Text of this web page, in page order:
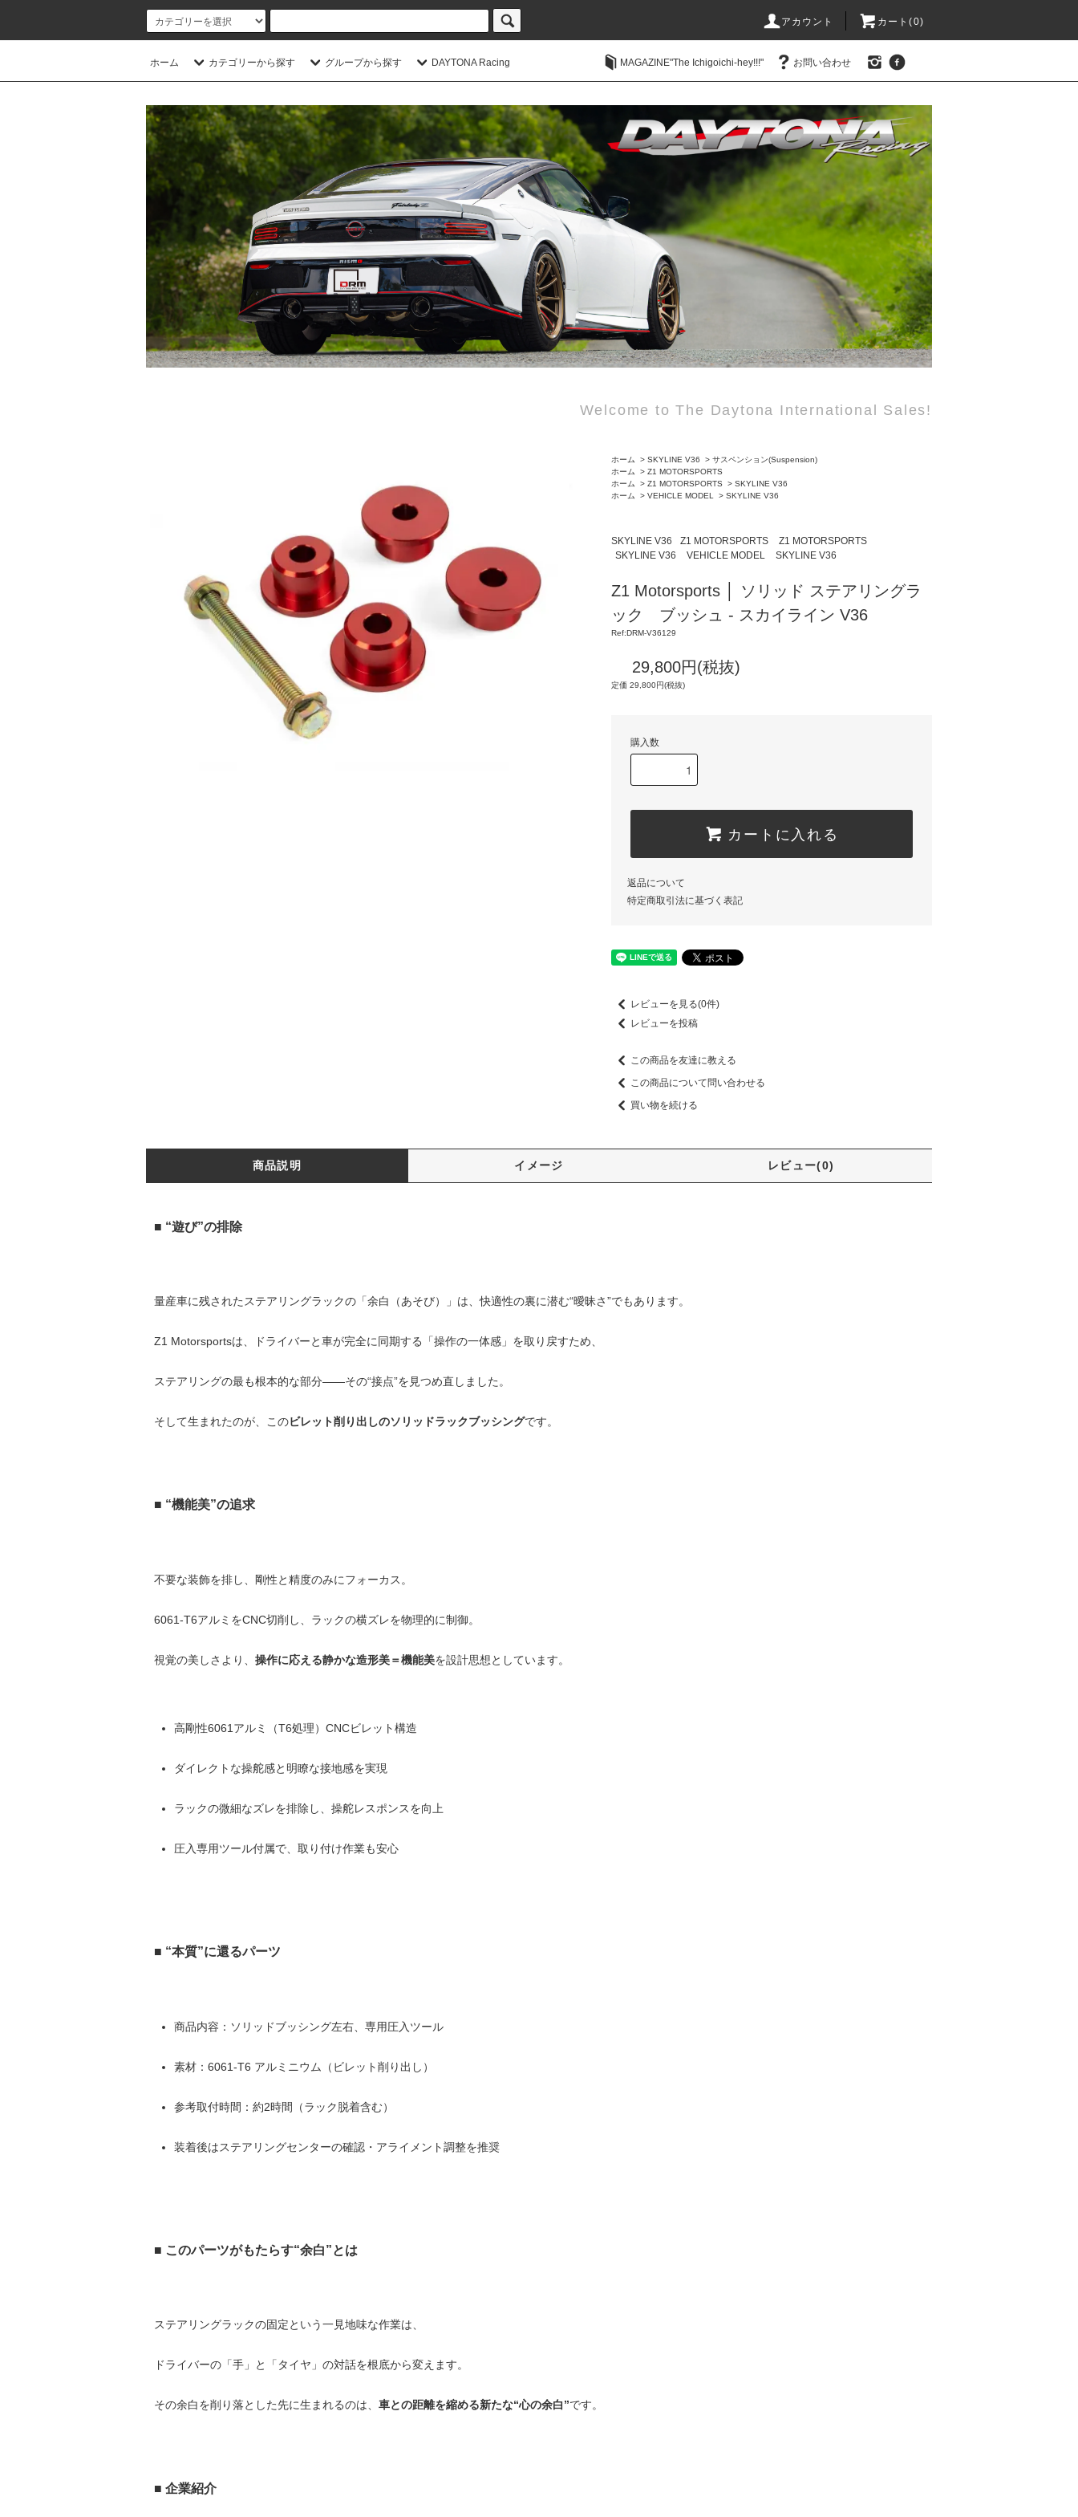
アカウント カート(0)
ホーム カテゴリーから探す グループから探す DAYTONA Racing MAGAZINE"The Ichigoichi-hey!!!" お問い合わせ
Welcome to The Daytona International Sales!
ホーム > SKYLINE V36 > サスペンション(Suspension)
ホーム
> Z1 MOTORSPORTS
ホーム
> Z1 MOTORSPORTS > SKYLINE V36
ホーム
> VEHICLE MODEL > SKYLINE V36
SKYLINE V36 Z1 MOTORSPORTS
Z1 MOTORSPORTS
SKYLINE V36
VEHICLE MODEL SKYLINE V36
Z1 Motorsports │ ソリッド ステアリングラ
ック ブッシュ - スカイライン V36
Ref:DRM-V36129
29,800円(税抜)
定価 29,800円(税抜)
購入数
カートに入れる
返品について
特定商取引法に基づく表記
レビューを見る(0件)
レビューを投稿
この商品を友達に教える
この商品について問い合わせる
買い物を続ける
商品説明 イメージ レビュー(0)
■ “遊び”の排除
量産車に残されたステアリングラックの「余白（あそび）」は、快適性の裏に潜む“曖昧さ”でもあります。
Z1 Motorsportsは、ドライバーと車が完全に同期する「操作の一体感」を取り戻すため、
ステアリングの最も根本的な部分――その“接点”を見つめ直しました。
そして生まれたのが、このビレット削り出しのソリッドラックブッシングです。
■ “機能美”の追求
不要な装飾を排し、剛性と精度のみにフォーカス。
6061-T6アルミをCNC切削し、ラックの横ズレを物理的に制御。
視覚の美しさより、 操作に応える静かな造形美＝機能美を設計思想としています。
高剛性6061アルミ（T6処理）CNCビレット構造
ダイレクトな操舵感と明瞭な接地感を実現
ラックの微細なズレを排除し、操舵レスポンスを向上
圧入専用ツール付属で、取り付け作業も安心
■ “本質”に還るパーツ
商品内容：ソリッドブッシング左右、専用圧入ツール
素材：6061-T6 アルミニウム（ビレット削り出し）
参考取付時間：約2時間（ラック脱着含む）
装着後はステアリングセンターの確認・アライメント調整を推奨
■ このパーツがもたらす“余白”とは
ステアリングラックの固定という一見地味な作業は、
ドライバーの「手」と「タイヤ」の対話を根底から変えます。
その余白を削り落とした先に生まれるのは、 車との距離を縮める新たな“心の余白”です。
■ 企業紹介